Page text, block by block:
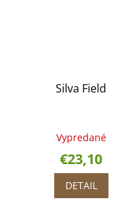
Silva Field
Vypredané
€23,10
DETAIL